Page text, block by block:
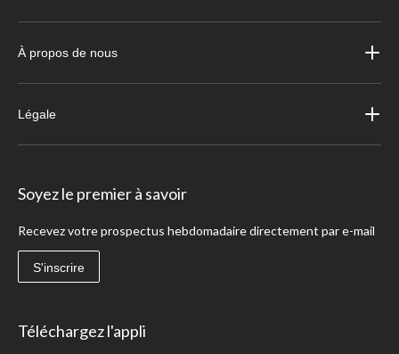
À propos de nous
Légale
Soyez le premier à savoir
Recevez votre prospectus hebdomadaire directement par e-mail
S'inscrire
Téléchargez l'appli